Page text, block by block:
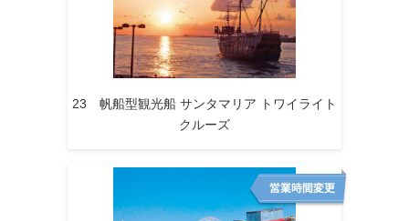
23 帆船型観光船 サンタマリア トワイライト
クルーズ